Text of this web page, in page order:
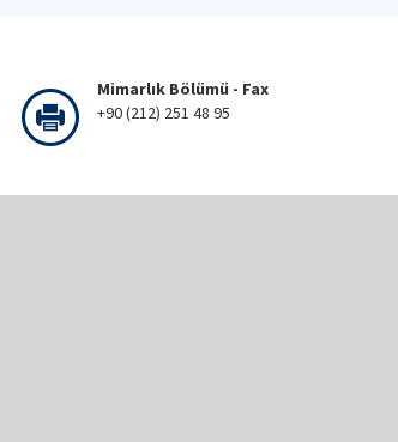
Mimarlık Bölümü - Fax
+90 (212) 251 48 95